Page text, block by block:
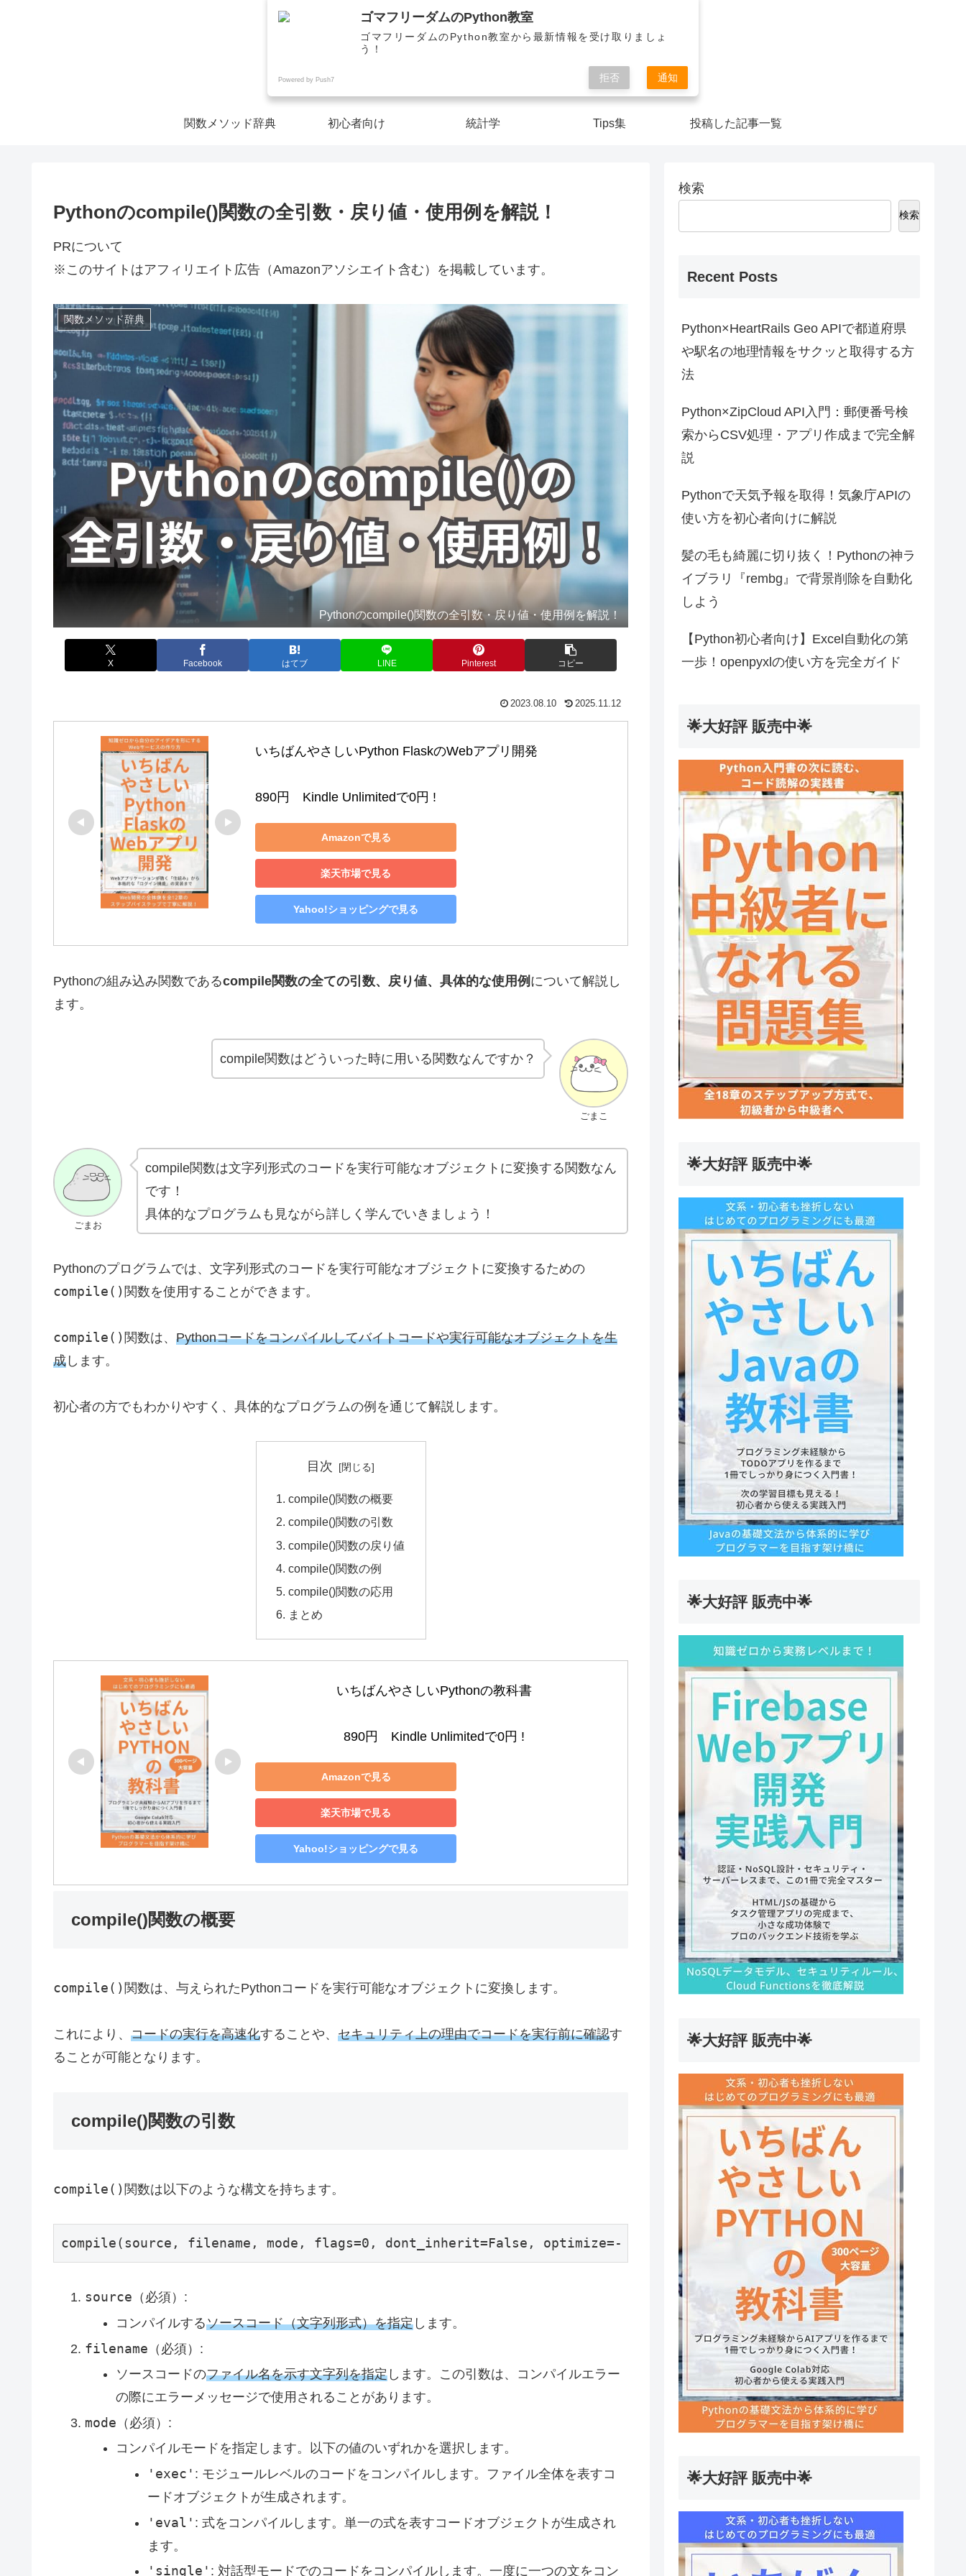
Pythonを楽しく学んで人生を切り開こう！
ゴマフリーダムのPython教室
関数メソッド辞典 初心者向け 統計学 Tips集 投稿した記事一覧
Pythonのcompile()関数の全引数・戻り値・使用例を解説！
PRについて
※このサイトはアフィリエイト広告（Amazonアソシエイト含む）を掲載しています。
関数メソッド辞典
Pythonのcompile()関数の全引数・戻り値・使用例を解説！
X Facebook はてブ LINE Pinterest コピー
2023.08.10 2025.11.12
いちばんやさしいPython FlaskのWebアプリ開発
890円　Kindle Unlimitedで0円 !
Amazonで見る
楽天市場で見る
Yahoo!ショッピングで見る
Pythonの組み込み関数であるcompile関数の全ての引数、戻り値、具体的な使用例 について解説し
ます。
ごまこ
compile関数はどういった時に用いる関数なんですか？
ごまお
compile関数は文字列形式のコードを実行可能なオブジェクトに変換する関数なん
です！
具体的なプログラムも見ながら詳しく学んでいきましょう！
Pythonのプログラムでは、文字列形式のコードを実行可能なオブジェクトに変換するための
compile() 関数を使用することができます。
compile() 関数は、 Pythonコードをコンパイルしてバイトコードや実行可能なオブジェクトを生
成 します。
初心者の方でもわかりやすく、具体的なプログラムの例を通じて解説します。
目次
compile()関数の概要
compile()関数の引数
compile()関数の戻り値
compile()関数の例
compile()関数の応用
まとめ
いちばんやさしいPythonの教科書
890円　Kindle Unlimitedで0円 !
Amazonで見る
楽天市場で見る
Yahoo!ショッピングで見る
compile()関数の概要
compile() 関数は、与えられたPythonコードを実行可能なオブジェクトに変換します。
これにより、 コードの実行を高速化することや、 セキュリティ上の理由でコードを実行前に確認す
ることが可能となります。
compile()関数の引数
compile() 関数は以下のような構文を持ちます。
compile(source, filename, mode, flags=0, dont_inherit=False, optimize=- 1)
source （必須）:
コンパイルするソースコード（文字列形式）を指定 します。
filename （必須）:
ソースコードのファイル名を示す文字列を指定 します。この引数は、コンパイルエラー
の際にエラーメッセージで使用されることがあります。
mode （必須）:
コンパイルモードを指定します。以下の値のいずれかを選択します。
'exec' : モジュールレベルのコードをコンパイルします。ファイル全体を表すコ
ードオブジェクトが生成されます。
'eval' : 式をコンパイルします。単一の式を表すコードオブジェクトが生成され
ます。
'single' : 対話型モードでのコードをコンパイルします。一度に一つの文をコン
検索
検索
Recent Posts
Python×HeartRails Geo APIで都道府県
や駅名の地理情報をサクッと取得する方
法
Python×ZipCloud API入門：郵便番号検
索からCSV処理・アプリ作成まで完全解
説
Pythonで天気予報を取得！気象庁APIの
使い方を初心者向けに解説
髪の毛も綺麗に切り抜く！Pythonの神ラ
イブラリ『rembg』で背景削除を自動化
しよう
【Python初心者向け】Excel自動化の第
一歩！openpyxlの使い方を完全ガイド
🌟大好評 販売中🌟
🌟大好評 販売中🌟
🌟大好評 販売中🌟
🌟大好評 販売中🌟
🌟大好評 販売中🌟
ゴマフリーダムのPython教室
ゴマフリーダムのPython教室から最新情報を受け取りましょ
う！
Powered by Push7 拒否 通知